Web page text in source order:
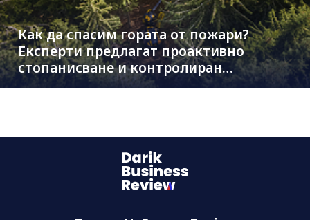
Как да спасим гората от пожари?
Експерти предлагат проактивно
стопанисване и контролиран
дърводобив